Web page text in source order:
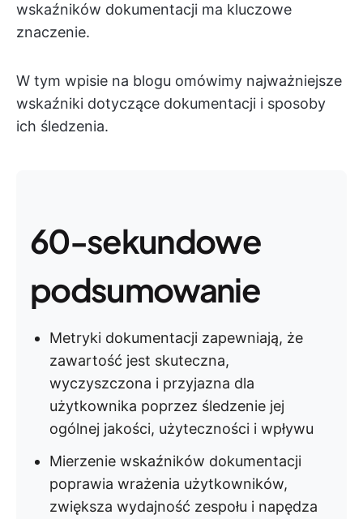
wskaźników dokumentacji ma kluczowe
znaczenie.
W tym wpisie na blogu omówimy najważniejsze
wskaźniki dotyczące dokumentacji i sposoby
ich śledzenia.
60-sekundowe
podsumowanie
Metryki dokumentacji zapewniają, że
zawartość jest skuteczna,
wyczyszczona i przyjazna dla
użytkownika poprzez śledzenie jej
ogólnej jakości, użyteczności i wpływu
Mierzenie wskaźników dokumentacji
poprawia wrażenia użytkowników,
zwiększa wydajność zespołu i napędza